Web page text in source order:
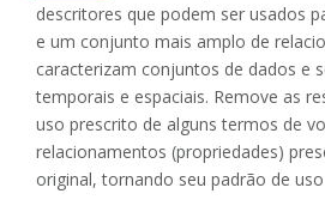
descritores que podem ser usados
e um conjunto mais amplo de
caracterizam conjuntos de dados e
temporais e espaciais. Remove as
uso prescrito de alguns termos de
relacionamentos (propriedades)
original, tornando seu padrão de